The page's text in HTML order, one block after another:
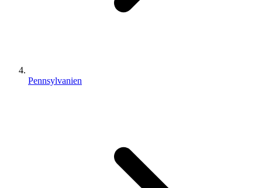
Pennsylvanien